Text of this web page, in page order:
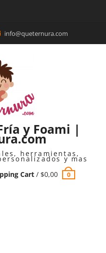
info@queternura.com
y Foami |
herramientas,
y mas
Cart/ $0,00 0